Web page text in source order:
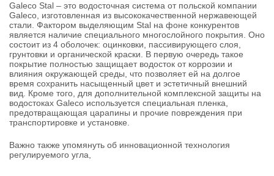
Galeco Stal – это водосточная система от польской компании
Galeco, изготовленная из высококачественной нержавеющей
стали. Фактором выделяющим Stal на фоне конкурентов
является наличие специального многослойного покрытия. Оно
состоит из 4 оболочек: оцинковки, пассивирующего слоя,
грунтовки и органической краски. В первую очередь такое
покрытие полностью защищает водосток от коррозии и
влияния окружающей среды, что позволяет ей на долгое
время сохранить насыщенный цвет и эстетичный внешний
вид. Кроме того, для дополнительной комплексной защиты на
водостоках Galeco используется специальная пленка,
предотвращающая царапины и прочие повреждения при
транспортировке и установке.
Важно также упомянуть об инновационной технология
регулируемого угла,